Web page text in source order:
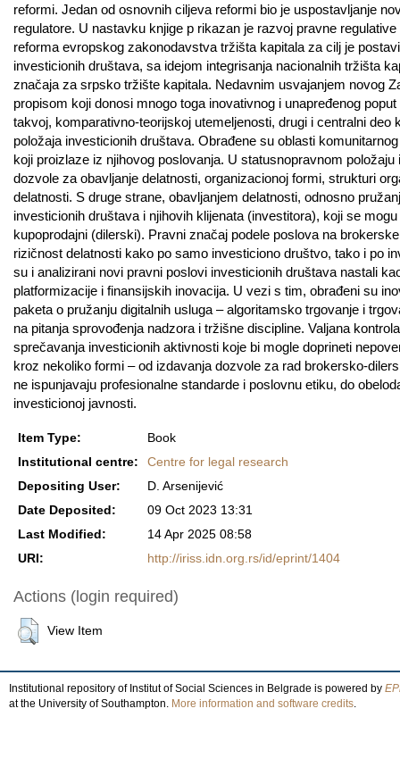
reformi. Jedan od osnovnih ciljeva reformi bio je uspostavljanje
regulatore. U nastavku knjige p rikazan je razvoj pravne
reforma evropskog zakonodavstva tržišta kapitala za cilj je
investicionih društava, sa idejom integrisanja nacionalnih tržišta
značaja za srpsko tržište kapitala. Nedavnim usvajanjem novog
propisom koji donosi mnogo toga inovativnog i unapređenog
takvoj, komparativno-teorijskoj utemeljenosti, drugi i centralni
položaja investicionih društava. Obrađene su oblasti
koji proizlaze iz njihovog poslovanja. U statusnopravnom
dozvole za obavljanje delatnosti, organizacionoj formi, strukturi
delatnosti. S druge strane, obavljanjem delatnosti, odnosno
investicionih društava i njihovih klijenata (investitora), koji se
kupoprodajni (dilerski). Pravni značaj podele poslova na
rizičnost delatnosti kako po samo investiciono društvo, tako i po
su i analizirani novi pravni poslovi investicionih društava nastali
platformizacije i finansijskih inovacija. U vezi s tim, obrađeni su
paketa o pružanju digitalnih usluga – algoritamsko trgovanje i
na pitanja sprovođenja nadzora i tržišne discipline. Valjana
sprečavanja investicionih aktivnosti koje bi mogle doprineti
kroz nekoliko formi – od izdavanja dozvole za rad brokersko-
ne ispunjavaju profesionalne standarde i poslovnu etiku, do
investicionoj javnosti.
Item Type:
Book
Institutional centre:
Centre for legal research
Depositing User:
D. Arsenijević
Date Deposited:
09 Oct 2023 13:31
Last Modified:
14 Apr 2025 08:58
URI:
http://iriss.idn.org.rs/id/eprint/1404
Actions (login required)
View Item
Institutional repository of Institut of Social Sciences in Belgrade is powered by
at the University of Southampton. More information and software credits